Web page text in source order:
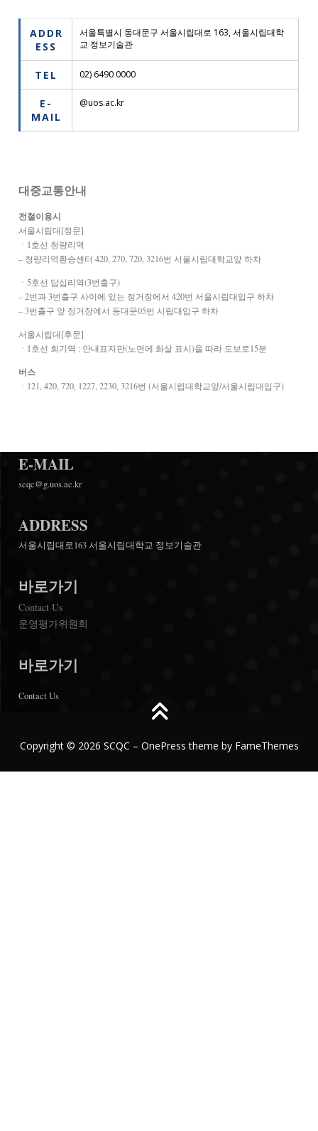
ADDR
ESS
서울특별시 동대문구 서울시립대로 163, 서울시립대학
교 정보기술관
TEL 02) 6490 0000
E-
MAIL
@uos.ac.kr
대중교통안내
전철이용시
서울시립대[정문]
ㆍ1호선 청량리역
– 청량리역환승센터 420, 270, 720, 3216번 서울시립대학교앞 하차
ㆍ5호선 답십리역(3번출구)
– 2번과 3번출구 사이에 있는 정거장에서 420번 서울시립대입구 하차
– 3번출구 앞 정거장에서 동대문05번 시립대입구 하차
서울시립대[후문]
ㆍ1호선 회기역 : 안내표지판(노면에 화살 표시)을 따라 도보로15분
버스
ㆍ121, 420, 720, 1227, 2230, 3216번 (서울시립대학교앞/서울시립대입구)
E-MAIL
scqc@g.uos.ac.kr
ADDRESS
서울시립대로163 서울시립대학교 정보기술관
바로가기
Contact Us
운영평가위원회
바로가기
Contact Us
Copyright © 2026 SCQC – OnePress theme by FameThemes